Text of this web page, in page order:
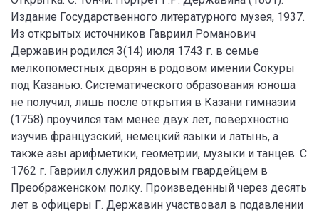
Издание Государственного литературного музея, 1937.
Из открытых источников Гавриил Романович
Державин родился 3(14) июля 1743 г. в семье
мелкопоместных дворян в родовом имении Сокуры
под Казанью. Систематического образования юноша
не получил, лишь после открытия в Казани гимназии
(1758) проучился там менее двух лет, поверхностно
изучив французский, немецкий языки и латынь, а
также азы арифметики, геометрии, музыки и танцев. С
1762 г. Гавриил служил рядовым гвардейцем в
Преображенском полку. Произведенный через десять
лет в офицеры Г. Державин участвовал в подавлении